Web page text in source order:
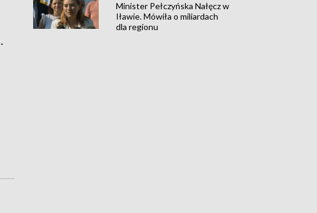
Minister Pełczyńska Nałęcz w
Iławie. Mówiła o miliardach
dla regionu